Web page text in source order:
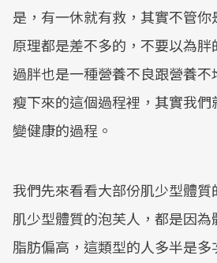
是，有一休就有救，其實不管
原理都是差不多的，不要以為胖
過胖也是一種營養不良跟營養
瘦下來的這個過程裡，其實我
變健康的過程。
我們先來看看大部份肌少型體
肌少型體質的泡芙人，都是因
脂肪偏高，這類型的人多半是